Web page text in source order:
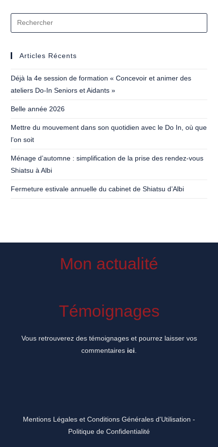
Indispensables
Articles Récents
Déjà la 4e session de formation « Concevoir et animer des
ateliers Do-In Seniors et Aidants »
Belle année 2026
Mettre du mouvement dans son quotidien avec le Do In, où que
l’on soit
Ménage d’automne : simplification de la prise des rendez-vous
Shiatsu à Albi
Fermeture estivale annuelle du cabinet de Shiatsu d’Albi
Mon actualité
Témoignages
Vous retrouverez des témoignages et pourrez laisser vos
commentaires ici
Mentions Légales et Conditions Générales d'Utilisation -
Politique de Confidentialité